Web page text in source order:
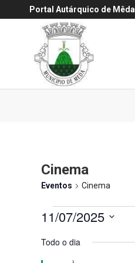
Portal Autárquico de Mêda
Cinema
Eventos Cinema
Eventos
11
11/07/2025
a
Todo o dia